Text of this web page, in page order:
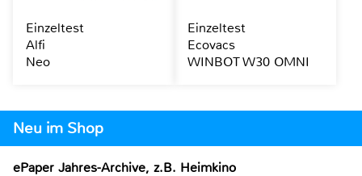
Neu im Shop
ePaper Jahres-Archive, z.B. Heimkino
Einzeltest
Alfi
Neo
Einzeltest
Ecovacs
WINBOT W30 OMNI